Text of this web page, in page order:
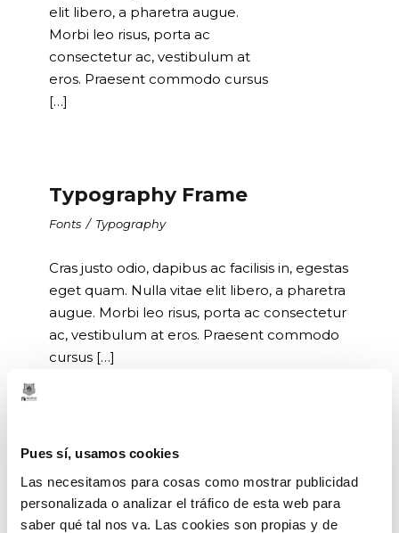
Pues sí, usamos cookies
Las necesitamos para cosas como mostrar publicidad
personalizada o analizar el tráfico de esta web para
saber qué tal nos va. Las cookies son propias y de
elit libero, a pharetra augue.
Morbi leo risus, porta ac
consectetur ac, vestibulum at
eros. Praesent commodo cursus
[…]
Typography Frame
Fonts / Typography
Cras justo odio, dapibus ac facilisis in, egestas
eget quam. Nulla vitae elit libero, a pharetra
augue. Morbi leo risus, porta ac consectetur
ac, vestibulum at eros. Praesent commodo
cursus […]
1